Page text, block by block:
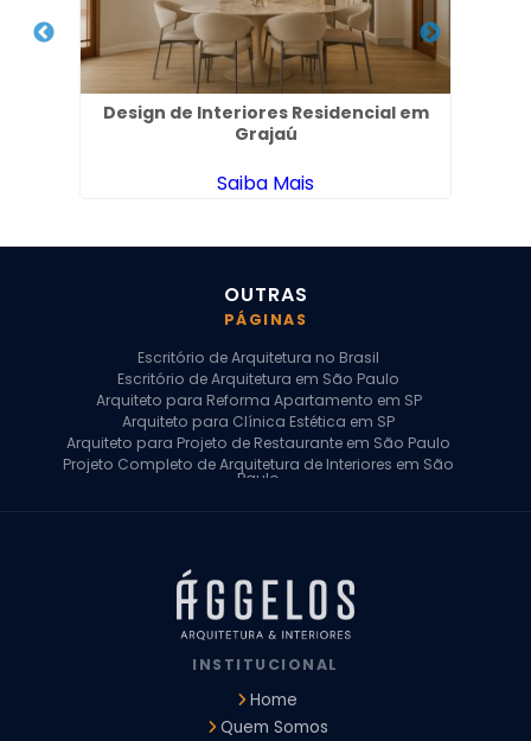
Design de Interiores Residencial em
Grajaú
Saiba Mais
OUTRAS
PÁGINAS
Escritório de Arquitetura no Brasil
Escritório de Arquitetura em São Paulo
Arquiteto para Reforma Apartamento em SP
Arquiteto para Clínica Estética em SP
Arquiteto para Projeto de Restaurante em São Paulo
Projeto Completo de Arquitetura de Interiores em São
Paulo
Arquiteto para Projeto Comercial em São Paulo
Arquiteto Comercial
Arquiteto para Reforma de Apartamento
Arquiteto para Reforma Residencial
Arquitetura para Reforma de Casas
Design de Interiores Apartamentos
Design de Interiores Residencial
INSTITUCIONAL
Home
Quem Somos